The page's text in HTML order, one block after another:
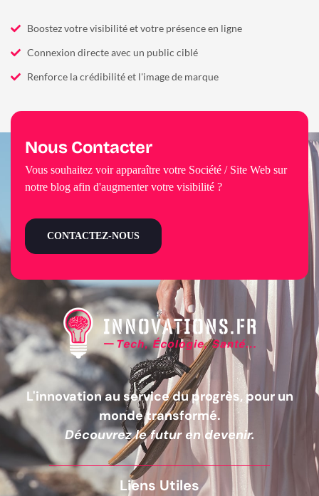
Boostez votre visibilité et votre présence en ligne
Connexion directe avec un public ciblé
Renforce la crédibilité et l'image de marque
L'innovation au service du progrès, pour un
monde transformé.
Découvrez le futur en devenir.
Liens Utiles
Nous Contacter
Vous souhaitez voir apparaître votre Société / Site Web sur
notre blog afin d'augmenter votre visibilité ?
CONTACTEZ-NOUS